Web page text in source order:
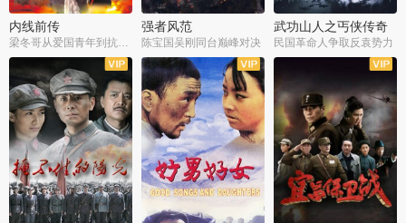
内线前传 强者风范
陈宝国吴刚同台巅峰对决
武功山人之丐侠传奇
民国革命人争取反袁势力
全38集
全9集 全35集